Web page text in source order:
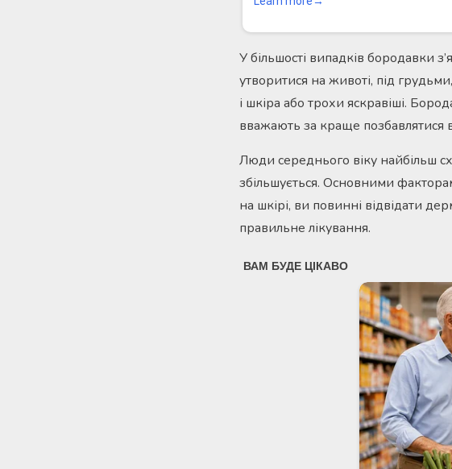
У більшості випадків бородавки
утворитися на животі, під
і шкіра або трохи яскравіші.
вважають за краще позбавлятися
Люди середнього віку найбільш
збільшується. Основними
на шкірі, ви повинні відвідати
правильне лікування.